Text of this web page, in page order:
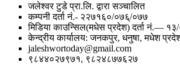
जलेश्वर टुडे प्रा.लि. द्वारा सञ्चालित
कम्पनी दर्ता नं.- २२७१६०/०७६्/०७७
मिडिया काउन्सिल(मधेस प्रदेश) दर्ता नं.—
केन्द्रीय कार्यालय: जनकपुर, धनुषा, मधेश
jaleshwortoday@gmail.com
९८४४०२७९७१, ९८२४८७७६२७